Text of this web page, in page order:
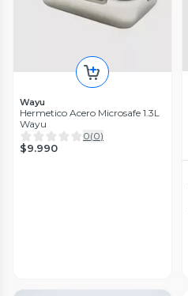
Wayu
Hermetico Acero Microsafe 1.3L
Wayu
0(0)
$9.990